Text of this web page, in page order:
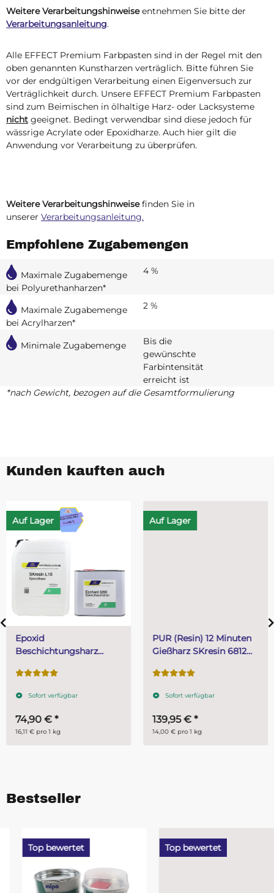
Weitere Verarbeitungshinweiseentnehmen Sie bitte der
Verarbeitungsanleitung.
Alle EFFECT Premium Farbpasten sind in der Regel mit den
oben genannten Kunstharzen verträglich. Bitte führen Sie
vor der endgültigen Verarbeitung einen Eigenversuch zur
Verträglichkeit durch. Unsere EFFECT Premium Farbpasten
sind zum Beimischen in ölhaltige Harz- oder Lacksysteme
nicht geeignet. Bedingt verwendbar sind diese jedoch für
wässrige Acrylate oder Epoxidharze. Auch hier gilt die
Anwendung vor Verarbeitung zu überprüfen.
Weitere Verarbeitungshinweisefinden Sie in
unserer Verarbeitungsanleitung.
Empfohlene Zugabemengen
Maximale Zugabemenge
bei Polyurethanharzen*
4 %
Maximale Zugabemenge
bei Acrylharzen*
2 %
Minimale Zugabemenge
Bis die
gewünschte
Farbintensität
erreicht ist
*nach Gewicht, bezogen auf die Gesamtformulierung
Kunden kauften auch
Auf Lager
Epoxid
Beschichtungsharz
3200 Härter 4,65 kg (3
Sofort verfügbar
74,90 € *
16,11 € pro 1 kg
Auf Lager
PUR (Resin) 12 Minuten
Gießharz SKresin 6812
kg + B 5 kg)
Sofort verfügbar
139,95 € *
14,00 € pro 1 kg
Bestseller
Top bewertet Top bewertet